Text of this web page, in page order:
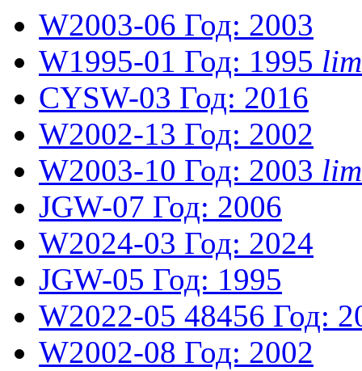
W2003-06 Год: 2003
W1995-01 Год: 1995
CYSW-03 Год: 2016
W2002-13 Год: 2002
W2003-10 Год: 2003
JGW-07 Год: 2006
W2024-03 Год: 2024
JGW-05 Год: 1995
W2022-05 48456 Год:
W2002-08 Год: 2002